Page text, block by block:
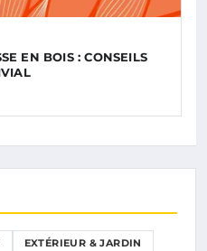
EN BOIS : CONSEILS
EXTÉRIEUR & JARDIN